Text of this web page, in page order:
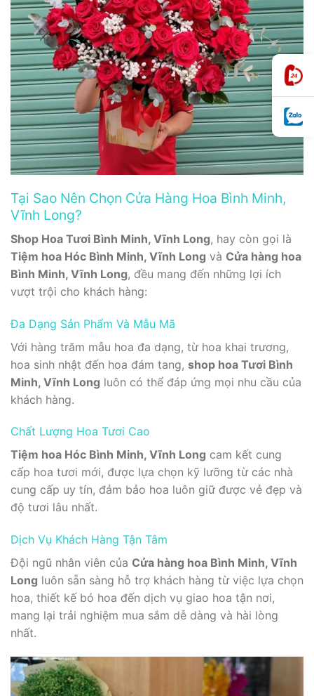
Tại Sao Nên Chọn Cửa Hàng Hoa Bình Minh,
Vĩnh Long?
Shop Hoa Tươi Bình Minh, Vĩnh Long, hay còn gọi là
Tiệm hoa Hóc Bình Minh, Vĩnh Long và Cửa hàng hoa
Bình Minh, Vĩnh Long, đều mang đến những lợi ích
vượt trội cho khách hàng:
Đa Dạng Sản Phẩm Và Mẫu Mã
Với hàng trăm mẫu hoa đa dạng, từ hoa khai trương,
hoa sinh nhật đến hoa đám tang, shop hoa Tươi Bình
Minh, Vĩnh Long luôn có thể đáp ứng mọi nhu cầu của
khách hàng.
Chất Lượng Hoa Tươi Cao
Tiệm hoa Hóc Bình Minh, Vĩnh Long cam kết cung
cấp hoa tươi mới, được lựa chọn kỹ lưỡng từ các nhà
cung cấp uy tín, đảm bảo hoa luôn giữ được vẻ đẹp và
độ tươi lâu nhất.
Dịch Vụ Khách Hàng Tận Tâm
Đội ngũ nhân viên của Cửa hàng hoa Bình Minh, Vĩnh
Long luôn sẵn sàng hỗ trợ khách hàng từ việc lựa chọn
hoa, thiết kế bó hoa đến dịch vụ giao hoa tận nơi,
mang lại trải nghiệm mua sắm dễ dàng và hài lòng
nhất.